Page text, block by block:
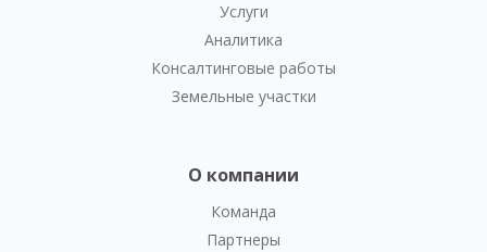
Услуги
Аналитика
Консалтинговые работы
Земельные участки
О компании
Команда
Партнеры